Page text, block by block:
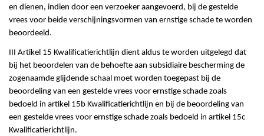
en dienen, indien door een verzoeker aangevoerd, bij de gestelde
vrees voor beide verschijningsvormen van ernstige schade te worden
beoordeeld.
III Artikel 15 Kwalificatierichtlijn dient aldus te worden uitgelegd dat
bij het beoordelen van de behoefte aan subsidiaire bescherming de
zogenaamde glijdende schaal moet worden toegepast bij de
beoordeling van een gestelde vrees voor ernstige schade zoals
bedoeld in artikel 15b Kwalificatierichtlijn en bij de beoordeling van
een gestelde vrees voor ernstige schade zoals bedoeld in artikel 15c
Kwalificatierichtlijn.